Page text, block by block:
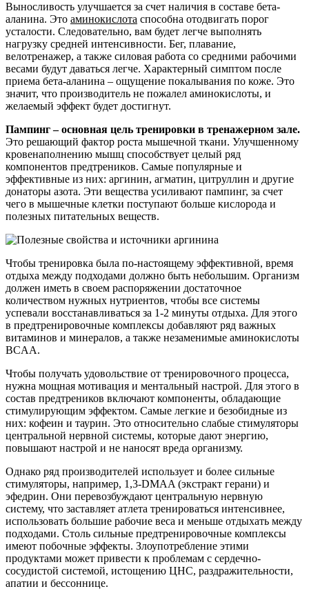
Выносливость улучшается за счет наличия в составе бета-
аланина. Это аминокислота способна отодвигать порог
усталости. Следовательно, вам будет легче выполнять
нагрузку средней интенсивности. Бег, плавание,
велотренажер, а также силовая работа со средними рабочими
весами будут даваться легче. Характерный симптом после
приема бета-аланина – ощущение покалывания по коже. Это
значит, что производитель не пожалел аминокислоты, и
желаемый эффект будет достигнут.
Пампинг – основная цель тренировки в тренажерном зале.
Это решающий фактор роста мышечной ткани. Улучшенному
кровенаполнению мышц способствует целый ряд
компонентов предтреников. Самые популярные и
эффективные из них: аргинин, агматин, цитруллин и другие
донаторы азота. Эти вещества усиливают пампинг, за счет
чего в мышечные клетки поступают больше кислорода и
полезных питательных веществ.
Чтобы тренировка была по-настоящему эффективной, время
отдыха между подходами должно быть небольшим. Организм
должен иметь в своем распоряжении достаточное
количеством нужных нутриентов, чтобы все системы
успевали восстанавливаться за 1-2 минуты отдыха. Для этого
в предтренировочные комплексы добавляют ряд важных
витаминов и минералов, а также незаменимые аминокислоты
BCAA.
Чтобы получать удовольствие от тренировочного процесса,
нужна мощная мотивация и ментальный настрой. Для этого в
состав предтреников включают компоненты, обладающие
стимулирующим эффектом. Самые легкие и безобидные из
них: кофеин и таурин. Это относительно слабые стимуляторы
центральной нервной системы, которые дают энергию,
повышают настрой и не наносят вреда организму.
Однако ряд производителей использует и более сильные
стимуляторы, например, 1,3-DMAA (экстракт герани) и
эфедрин. Они перевозбуждают центральную нервную
систему, что заставляет атлета тренироваться интенсивнее,
использовать большие рабочие веса и меньше отдыхать между
подходами. Столь сильные предтренировочные комплексы
имеют побочные эффекты. Злоупотребление этими
продуктами может привести к проблемам с сердечно-
сосудистой системой, истощению ЦНС, раздражительности,
апатии и бессоннице.